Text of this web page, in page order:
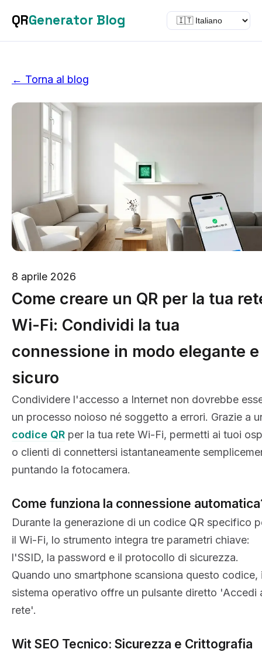
QRGenerator Blog
← Torna al blog
8 aprile 2026
Come creare un QR per la tua
Wi-Fi: Condividi la tua
connessione in modo elegante e
sicuro
Condividere l'accesso a Internet non dovrebbe
un processo noioso né soggetto a errori. Grazie a
codice QR per la tua rete Wi-Fi, permetti ai tuoi
o clienti di connettersi istantaneamente
puntando la fotocamera.
Come funziona la connessione
Durante la generazione di un codice QR specifico
il Wi-Fi, lo strumento integra tre parametri chiave:
l'SSID, la password e il protocollo di sicurezza.
Quando uno smartphone scansiona questo codice,
sistema operativo offre un pulsante diretto 'Accedi
rete'.
Wit SEO Tecnico: Sicurezza e Crittografia